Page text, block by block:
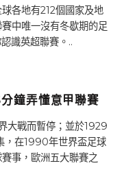
各地有212個國家及地
中唯一沒有冬歇期的足
識英超聯賽。..
鐘弄懂意甲聯賽
大戰而暫停；並於1929
，在1990年世界盃足球
事，歐洲五大聯賽之